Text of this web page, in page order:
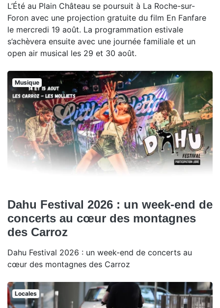
L’Été au Plain Château se poursuit à La Roche-sur-
Foron avec une projection gratuite du film En Fanfare
le mercredi 19 août. La programmation estivale
s’achèvera ensuite avec une journée familiale et un
open air musical les 29 et 30 août.
Musique
Dahu Festival 2026 : un week-end de
concerts au cœur des montagnes
des Carroz
Dahu Festival 2026 : un week-end de concerts au
cœur des montagnes des Carroz
Locales